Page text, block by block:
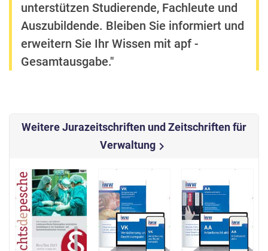
unterstützen Studierende, Fachleute und
Auszubildende. Bleiben Sie informiert und
erweitern Sie Ihr Wissen mit apf -
Gesamtausgabe."
Weitere Jurazeitschriften und Zeitschriften für
Verwaltungchevron_right